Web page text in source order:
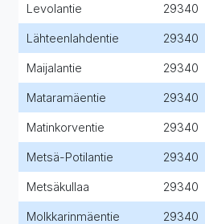
Levolantie 29340
Lähteenlahdentie 29340
Maijalantie 29340
Mataramäentie 29340
Matinkorventie 29340
Metsä-Potilantie 29340
Metsäkullaa 29340
Molkkarinmäentie 29340